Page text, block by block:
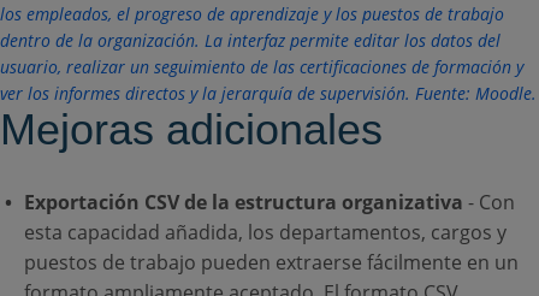
los empleados, el progreso de aprendizaje y los puestos de trabajo
dentro de la organización. La interfaz permite editar los datos del
usuario, realizar un seguimiento de las certificaciones de formación y
ver los informes directos y la jerarquía de supervisión. Fuente: Moodle.
Mejoras adicionales
Exportación CSV de la estructura organizativa - Con
esta capacidad añadida, los departamentos, cargos y
puestos de trabajo pueden extraerse fácilmente en un